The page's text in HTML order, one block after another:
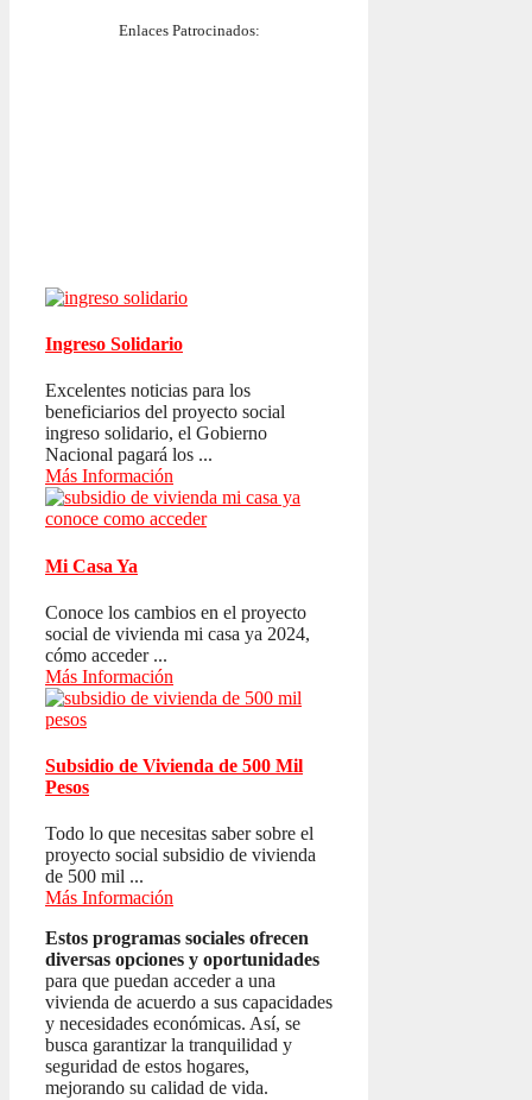
Enlaces Patrocinados:
Ingreso Solidario
Excelentes noticias para los
beneficiarios del proyecto social
ingreso solidario, el Gobierno
Nacional pagará los ...
Más Información
Mi Casa Ya
Conoce los cambios en el proyecto
social de vivienda mi casa ya 2024,
cómo acceder ...
Más Información
Subsidio de Vivienda de 500 Mil
Pesos
Todo lo que necesitas saber sobre el
proyecto social subsidio de vivienda
de 500 mil ...
Más Información
Estos programas sociales ofrecen
diversas opciones y oportunidades
para que puedan acceder a una
vivienda de acuerdo a sus capacidades
y necesidades económicas. Así, se
busca garantizar la tranquilidad y
seguridad de estos hogares,
mejorando su calidad de vida.